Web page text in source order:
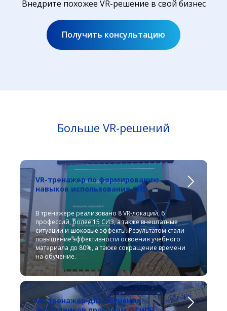
Внедрите похожее VR-решение в свой бизнес
Получить консультацию
Больше VR-решений
VR-тренажер по формированию
навыков использования СИЗ
В тренажере реализовано 8 VR-локаций, 6
профессий, более 15 СИЗ, а также внештатные
ситуации и шоковые эффекты. Результатом стали
повышение эффективности освоения учебного
материала до 80%, а также сокращение времени
на обучение.
VR-тренажер для обучения